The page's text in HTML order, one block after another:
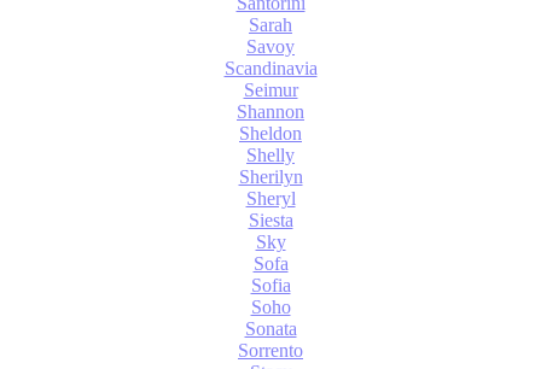
Sarah
Savoy
Scandinavia
Seimur
Shannon
Sheldon
Shelly
Sherilyn
Sheryl
Siesta
Sky
Sofa
Sofia
Soho
Sonata
Sorrento